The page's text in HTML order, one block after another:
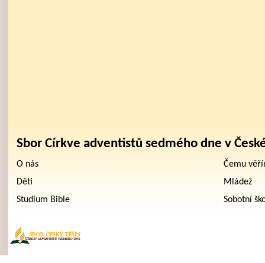
Sbor Církve adventistů sedmého dne v
O nás
Čemu
Děti
Mládež
Studium Bible
Sobotní